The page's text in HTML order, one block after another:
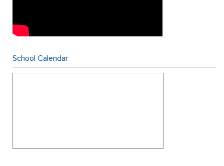
School Calendar